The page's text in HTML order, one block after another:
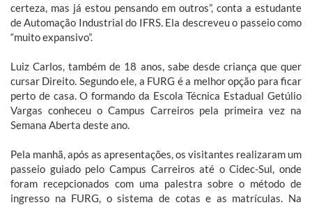
certeza, mas já estou pensando em outros”, conta a estudante
de Automação Industrial do IFRS. Ela descreveu o passeio como
“muito expansivo”.
Luiz Carlos, também de 18 anos, sabe desde criança que quer
cursar Direito. Segundo ele, a FURG é a melhor opção para ficar
perto de casa. O formando da Escola Técnica Estadual Getúlio
Vargas conheceu o Campus Carreiros pela primeira vez na
Semana Aberta deste ano.
Pela manhã, após as apresentações, os visitantes realizaram um
passeio guiado pelo Campus Carreiros até o Cidec-Sul, onde
foram recepcionados com uma palestra sobre o método de
ingresso na FURG, o sistema de cotas e as matrículas. Na